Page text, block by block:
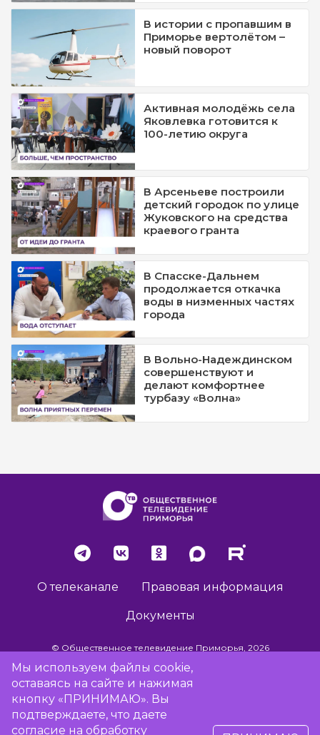
В истории с пропавшим в
Приморье вертолётом –
новый поворот
Активная молодёжь села
Яковлевка готовится к
100-летию округа
В Арсеньеве построили
детский городок по улице
Жуковского на средства
краевого гранта
В Спасске-Дальнем
продолжается откачка
воды в низменных частях
города
В Вольно-Надеждинском
совершенствуют и
делают комфортнее
турбазу «Волна»
О телеканале Правовая информация
Документы
© Общественное телевидение Приморья, 2026
Разработка сайта -
Мы используем файлы cookie,
оставаясь на сайте и нажимая
кнопку «ПРИНИМАЮ». Вы
подтверждаете, что даете
согласие на обработку